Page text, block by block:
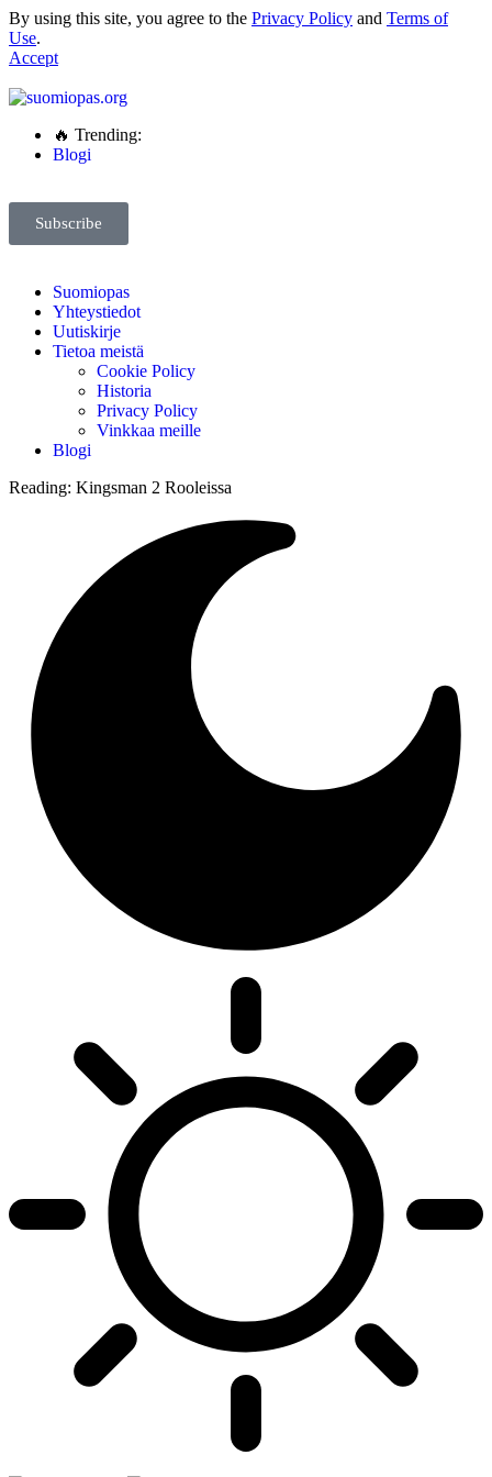
By using this site, you agree to the Privacy Policy and Terms of
Use.
Accept
🔥 Trending:
Blogi
Subscribe
Suomiopas
Yhteystiedot
Uutiskirje
Tietoa meistä
Cookie Policy
Historia
Privacy Policy
Vinkkaa meille
Blogi
Reading: Kingsman 2 Rooleissa